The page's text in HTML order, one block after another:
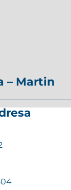
– Martin